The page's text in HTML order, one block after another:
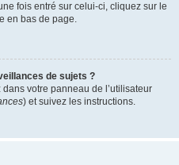
fois entré sur celui-ci, cliquez sur le
en bas de page.
de sujets ?
votre panneau de l’utilisateur
) et suivez les instructions.